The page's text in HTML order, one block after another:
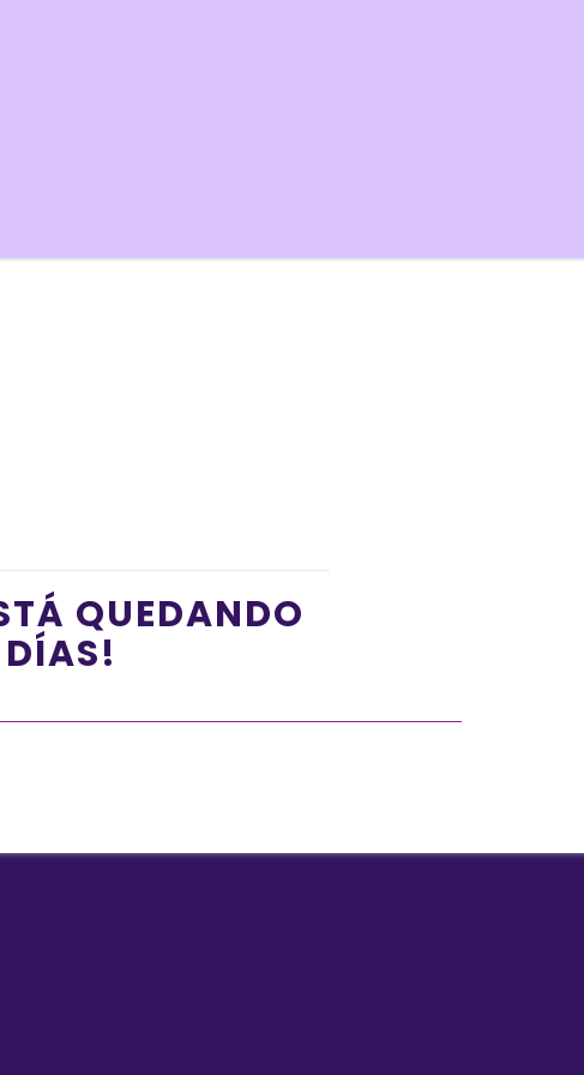
QUEDANDO